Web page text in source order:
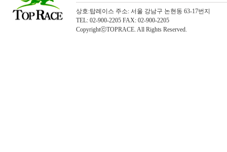
상호:탑레이스 주소: 서울 강남구 논현동 63-17번지
TEL: 02-900-2205 FAX: 02-900-2205
CopyrightⓒTOPRACE. All Rights Reserved.